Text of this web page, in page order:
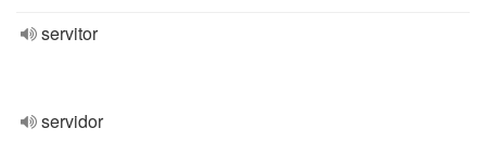
servitor
servidor